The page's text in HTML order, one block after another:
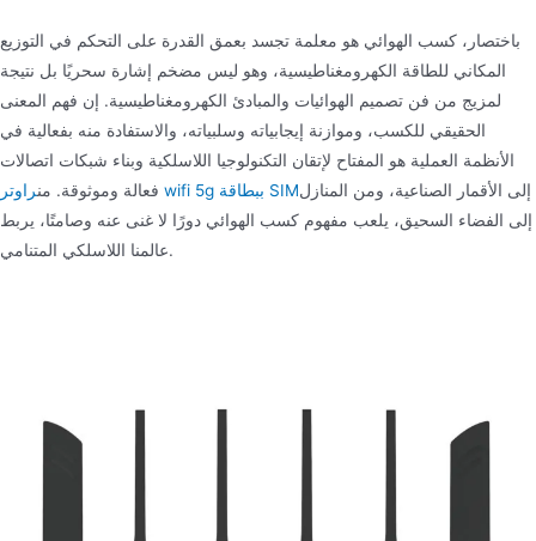
باختصار، كسب الهوائي هو معلمة تجسد بعمق القدرة على التحكم في التوزيع
المكاني للطاقة الكهرومغناطيسية، وهو ليس مضخم إشارة سحريًا بل نتيجة
لمزيج من فن تصميم الهوائيات والمبادئ الكهرومغناطيسية. إن فهم المعنى
الحقيقي للكسب، وموازنة إيجابياته وسلبياته، والاستفادة منه بفعالية في
الأنظمة العملية هو المفتاح لإتقان التكنولوجيا اللاسلكية وبناء شبكات اتصالات
فعالة وموثوقة. من
راوتر wifi 5g ببطاقة SIMإلى الأقمار الصناعية، ومن المنازل
إلى الفضاء السحيق، يلعب مفهوم كسب الهوائي دورًا لا غنى عنه وصامتًا، يربط
عالمنا اللاسلكي المتنامي.